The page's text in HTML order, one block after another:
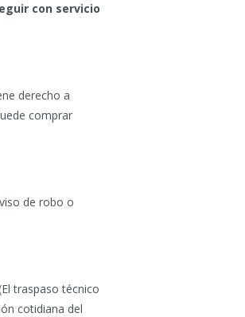
con servicio
derecho a
comprar
de robo o
traspaso técnico
cotidiana del